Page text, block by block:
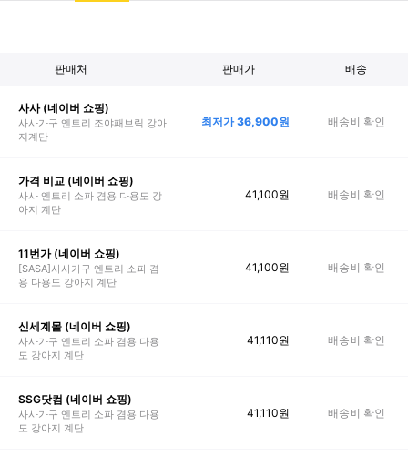
판매처 판매가 배송
사사 (네이버 쇼핑)
사사가구 엔트리 조야패브릭 강아
지계단
최저가36,900원 배송비 확인
가격 비교 (네이버 쇼핑)
사사 엔트리 소파 겸용 다용도 강
아지 계단
41,100원 배송비 확인
11번가 (네이버 쇼핑)
[SASA]사사가구 엔트리 소파 겸
용 다용도 강아지 계단
41,100원 배송비 확인
신세계몰 (네이버 쇼핑)
사사가구 엔트리 소파 겸용 다용
도 강아지 계단
41,110원 배송비 확인
SSG닷컴 (네이버 쇼핑)
사사가구 엔트리 소파 겸용 다용
도 강아지 계단
41,110원 배송비 확인